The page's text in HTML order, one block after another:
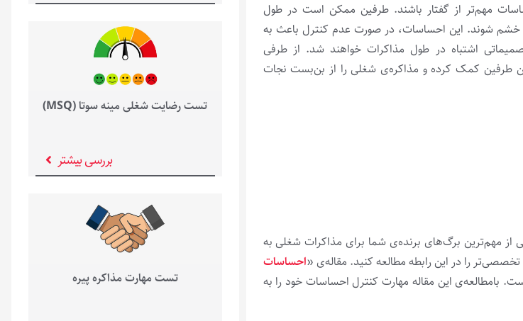
مهم‌تر از گفتار باشند. طرفین ممکن است در طول
خشم شوند. این احساسات، در صورت عدم کنترل باعث به
اشتباه در طول مذاکرات خواهند شد. از طرفی
طرفین کمک کرده و مذاکره‌ی شغلی را از بن‌بست نجات
از مهم‌ترین برگ‌های برنده‌ی شما برای مذاکرات شغلی به
را در این رابطه مطالعه کنید. مقاله‌ی «احساسات
بامطالعه‌ی این مقاله مهارت کنترل احساسات خود را به
تست رضایت شغلی مینه سوتا (MSQ)
بررسی بیشتر
تست مهارت مذاکره پیره